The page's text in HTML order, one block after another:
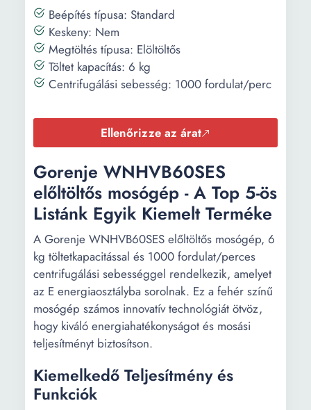
Mosási
programok:
15 perces gyors program
Mosási
programok
száma:
15
Gyorsmosás
15 min
Hőmérséklet
fokozatok:
5
ECO program
3 h 28 min
Beépítés típusa: Standard
Keskeny: Nem
Megtöltés típusa: Elöltöltős
Töltet kapacítás: 6 kg
Centrifugálási sebesség: 1000 fordulat/perc
Ellenőrizze az árat
Gorenje WNHVB60SES
előltöltős mosógép - A Top 5-ös
Listánk Egyik Kiemelt Terméke
A Gorenje WNHVB60SES előltöltős mosógép, 6
kg töltetkapacitással és 1000 fordulat/perces
centrifugálási sebességgel rendelkezik, amelyet
az E energiaosztályba sorolnak. Ez a fehér színű
mosógép számos innovatív technológiát ötvöz,
hogy kiváló energiahatékonyságot és mosási
teljesítményt biztosítson.
Kiemelkedő Teljesítmény és
Funkciók